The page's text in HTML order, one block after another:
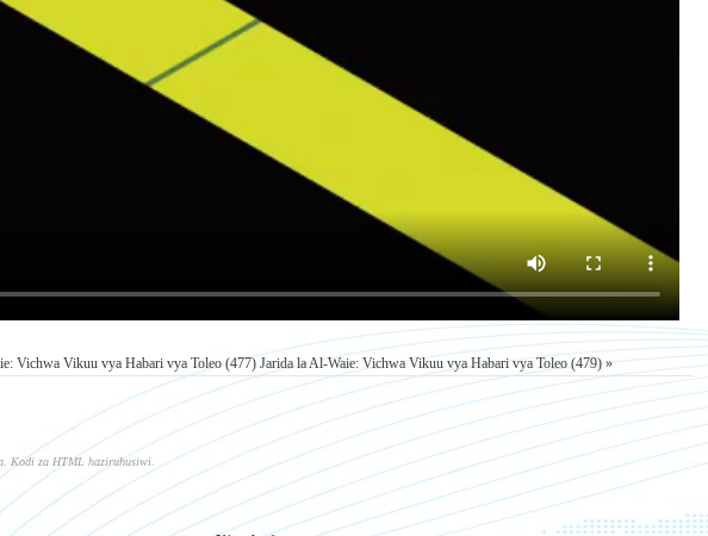
Vichwa Vikuu vya Habari vya Toleo (477) Jarida la Al-Waie: Vichwa Vikuu vya Habari vya Toleo (479) »
Kodi za HTML haziruhusiwi.